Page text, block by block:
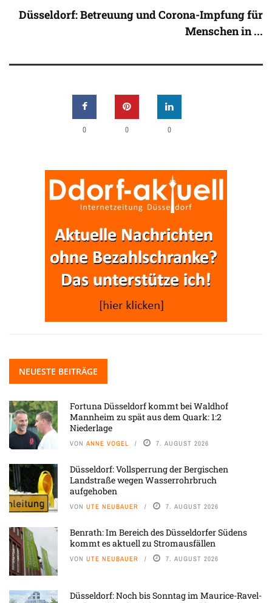
Düsseldorf: Betreuung und Corona-Impfung für
Menschen in ...
0 0 0
NEUESTE BEITRÄGE
Fortuna Düsseldorf kommt bei Waldhof
Mannheim zu spät aus dem Quark: 1:2
Niederlage
VON ANNE VOGEL 7. AUGUST 2026
Düsseldorf: Vollsperrung der Bergischen
Landstraße wegen Wasserrohrbruch
aufgehoben
VON UTE NEUBAUER 7. AUGUST 2026
Benrath: Im Bereich des Düsseldorfer Südens
kommt es aktuell zu Stromausfällen
VON UTE NEUBAUER 7. AUGUST 2026
Düsseldorf: Noch bis Sonntag im Maurice-Ravel-